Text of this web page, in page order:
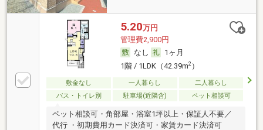
5.20万円
管理費2,900円
なし
1ヶ月
1階 / 1LDK（42.39m2）
敷金なし 一人暮らし
二人暮らし
バス・トイレ別
駐車場(近隣含) ペット相談可
ペット相談可・角部屋・浴室1坪以上・保証人不要／
代行 ・初期費用カード決済可・家賃カード決済可